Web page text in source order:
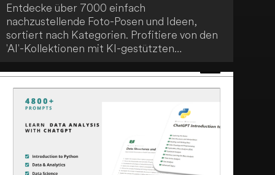
Entdecke über 7000 einfach
nachzustellende Foto-Posen und Ideen,
sortiert nach Kategorien. Profitiere von den
'AI'-Kollektionen mit KI-gestützten
erweiterte Suchfunktionen, lade eigene
Inhalte hoch und organisiere sie, und
profitiere von professionellen
Beleuchtungssetups sowie einem Tracker für
die goldene und blaue Stunde.